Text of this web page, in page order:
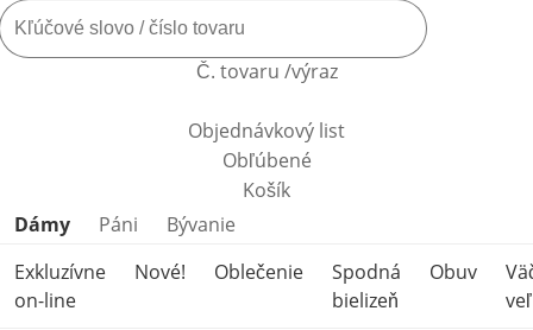
Č. tovaru /výraz
Objednávkový list
Obľúbené
Košík
Preskočiť kategórie produktov
Dámy Páni
Bývanie
Exkluzívne
on-line
Nové! Oblečenie
Spodná
bielizeň
Obuv